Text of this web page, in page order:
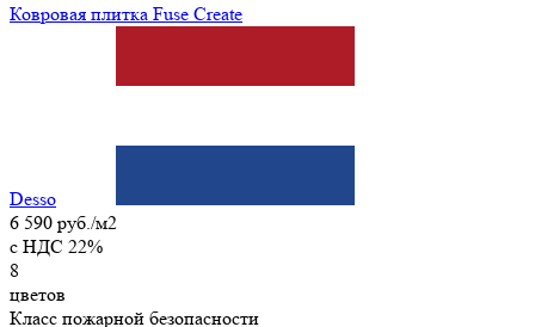
Ковровая плитка Fuse Create
Desso
6 590 руб./м2
c НДС 22%
8
цветов
Класс пожарной безопасности